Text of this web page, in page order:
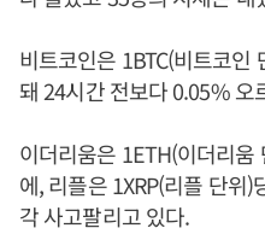
비트코인은 1BTC(비트코인
돼 24시간 전보다 0.05% 오
이더리움은 1ETH(이더리
에, 리플은 1XRP(리플 단위
각 사고팔리고 있다.